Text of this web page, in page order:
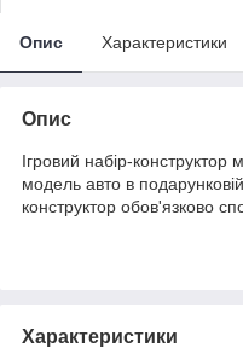
Опис Характеристики
Опис
Ігровий набір-конструктор
модель авто в
конструктор обов'язково
Характеристики